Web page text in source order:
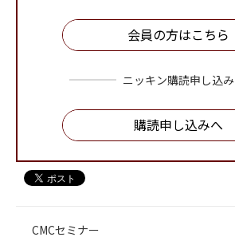
会員の方はこちら
ニッキン購読申し込み
購読申し込みへ
CMCセミナー